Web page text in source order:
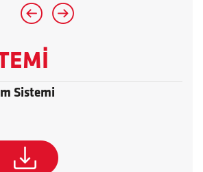
Sistemi